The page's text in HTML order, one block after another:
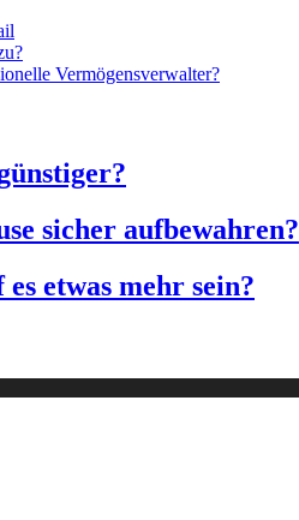
Vermögensverwalter?
sicher aufbewahren?
etwas mehr sein?